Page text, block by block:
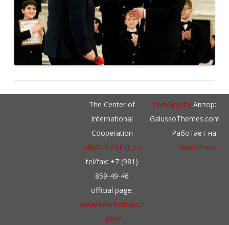
The Center of
International
Cooperation
«INTER ASPECT»
tel/fax: +7 (981)
859-49-46
official page:
www.interfestplus.r
u/en/
ZeroGravityАвтор:
GalussoThemes.com
Работает на
WordPress